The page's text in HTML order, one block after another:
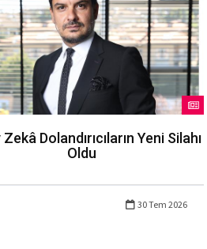
Dolandırıcıların Yeni Silahı
Oldu
30 Tem 2026